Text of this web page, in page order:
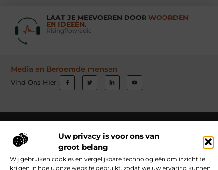
Uw privacy is voor ons van
groot belang
Wij gebruiken cookies en vergelijkbare technologieën om inzicht te
krijgen in hoe u onze website gebruikt, zodat we uw ervaring kunnen
LAAT JE MEEVOEREN DOOR WOORDEN
EN IDEEËN.
Risingflowradio
Media en Beroemde mensen
Vind Ons Hier :
Contact Schrijf mee Website index
Goede Links Inkopen: Hoe Jij Jouw Website Autoriteit Geeft